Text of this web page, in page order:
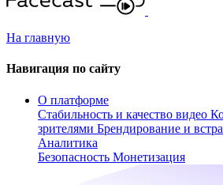
На главную
Навигация по сайту
О платформе
Стабильность и качество видео
зрителями Брендирование и
Аналитика
Безопасность Монетизация